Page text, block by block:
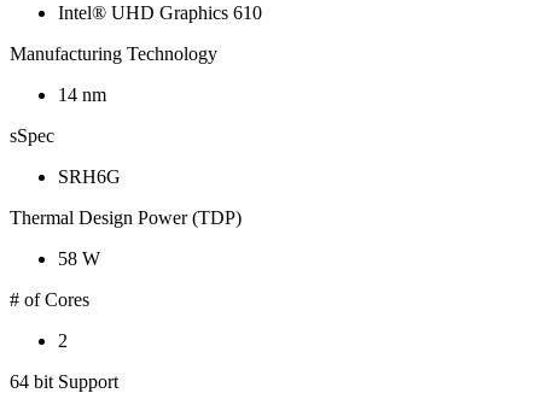
Intel® UHD Graphics 610
Manufacturing Technology
14 nm
sSpec
SRH6G
Thermal Design Power (TDP)
58 W
# of Cores
2
64 bit Support